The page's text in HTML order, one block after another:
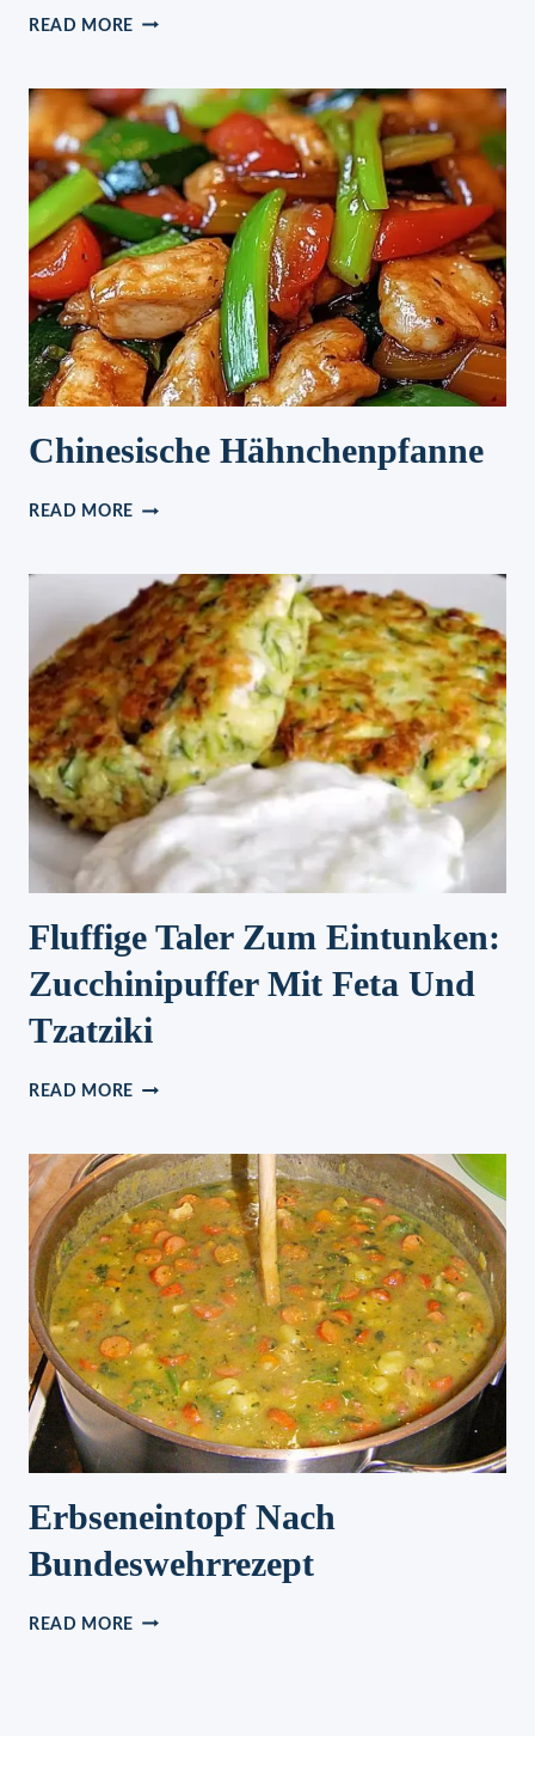
READ MORE EI-
BRÖTCHEN
AUFSCHNEIDEN
UND
AUSHÖHLEN,
SCHINKEN,
EI
UND
KÄSE
REIN
UND
AB
IN
DEN
Chinesische Hähnchenpfanne
READ MORE CHINESISCHE
Fluffige Taler Zum Eintunken:
Zucchinipuffer Mit Feta Und
Tzatziki
READ MORE FLUFFIGE
EINTUNKEN:
ZUCCHINIPUFFER
MIT
FETA
UND
TZATZIKI
Erbseneintopf Nach
Bundeswehrrezept
READ MORE ERBSENEINTOPF